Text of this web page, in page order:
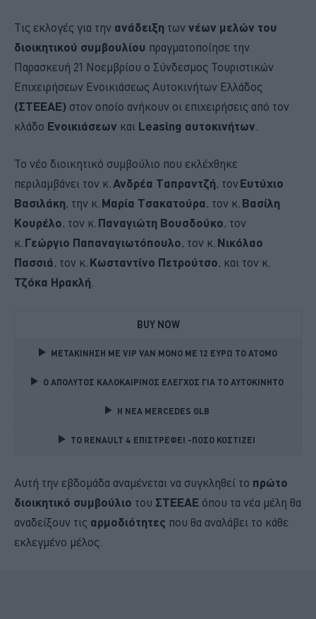
Τις εκλογές για την ανάδειξη των νέων μελών του
διοικητικού συμβουλίου πραγματοποίησε την
Παρασκευή 21 Νοεμβρίου ο Σύνδεσμος Τουριστικών
Επιχειρήσεων Ενοικιάσεως Αυτοκινήτων Ελλάδος
(ΣΤΕΕΑΕ) στον οποίο ανήκουν οι επιχειρήσεις από τον
κλάδο Ενοικιάσεων και Leasing αυτοκινήτων
Το νέο διοικητικό συμβούλιο που εκλέχθηκε
περιλαμβάνει τον κ. Ανδρέα Ταπραντζή, τονΕυτύχιο
Βασιλάκη, την κ. Μαρία Τσακατούρα, τον κ. Βασίλη
Κουρέλο, τον κ. Παναγιώτη Βουσδούκο, τον
κ. Γεώργιο Παπαναγιωτόπουλο, τον κ. Νικόλαο
Πασσιά, τον κ. Κωσταντίνο Πετρούτσο, και τον κ.
Τζόκα Ηρακλή
BUY NOW
ΜΕΤΑΚΙΝΗΣΗ ΜΕ VIP VAN ΜΟΝΟ ΜΕ 12 ΕΥΡΩ ΤΟ ΑΤΟΜΟ
Ο ΑΠΟΛΥΤΟΣ ΚΑΛΟΚΑΙΡΙΝΟΣ ΕΛΕΓΧΟΣ ΓΙΑ ΤΟ ΑΥΤΟΚΙΝΗΤΟ
Η ΝΕΑ MERCEDES GLB
TO RENAULT 4 ΕΠΙΣΤΡΕΦΕΙ -ΠΟΣΟ ΚΟΣΤΙΖΕΙ
Αυτή την εβδομάδα αναμένεται να συγκληθεί το πρώτο
διοικητικό συμβούλιο του ΣΤΕΕΑΕ όπου τα νέα μέλη θα
αναδείξουν τις αρμοδιότητες που θα αναλάβει το κάθε
εκλεγμένο μέλος.